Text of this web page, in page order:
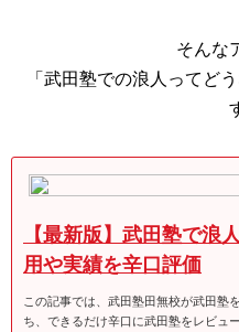
そんな
「武田塾での浪人ってど
【最新版】武田塾で浪
用や実績を辛口評価
この記事では、武田塾田無校が武田塾
ち、できるだけ辛口に武田塾をレビュ